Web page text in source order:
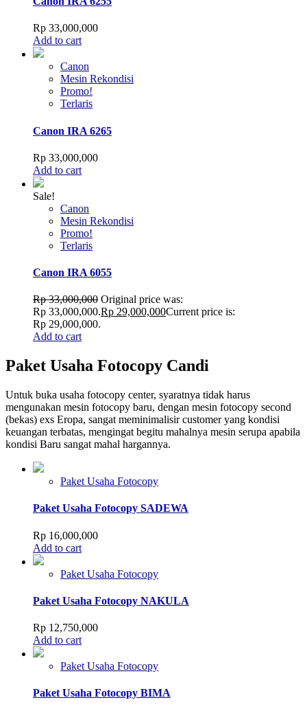
Rp 33,000,000
Add to cart
Canon
Mesin Rekondisi
Promo!
Terlaris
Canon IRA 6265
Rp 33,000,000
Add to cart
Sale!
Canon
Mesin Rekondisi
Promo!
Terlaris
Canon IRA 6055
Rp33,000,000 Original price was:
Rp 33,000,000.Rp 29,000,000Current price is:
Rp 29,000,000.
Add to cart
Paket Usaha Fotocopy Candi
Untuk buka usaha fotocopy center, syaratnya tidak harus
mengunakan mesin fotocopy baru, dengan mesin fotocopy second
(bekas) exs Eropa, sangat meminimalisir customer yang kondisi
keuangan terbatas, mengingat begitu mahalnya mesin serupa apabila
kondisi Baru sangat mahal hargannya.
Paket Usaha Fotocopy
Paket Usaha Fotocopy SADEWA
Rp 16,000,000
Add to cart
Paket Usaha Fotocopy
Paket Usaha Fotocopy NAKULA
Rp 12,750,000
Add to cart
Paket Usaha Fotocopy
Paket Usaha Fotocopy BIMA